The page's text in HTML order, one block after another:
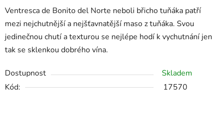
Ventresca de Bonito del Norte neboli břicho tuňáka patří
mezi nejchutnější a nejšťavnatější maso z tuňáka. Svou
jedinečnou chutí a texturou se nejlépe hodí k vychutnání jen
tak se sklenkou dobrého vína.
Dostupnost
Skladem
Kód:
17570